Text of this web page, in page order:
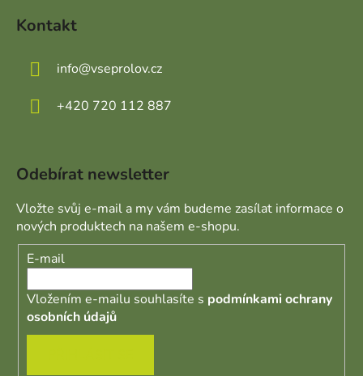
Kontakt
info@vseprolov.cz
+420 720 112 887
Odebírat newsletter
Vložte svůj e-mail a my vám budeme zasílat informace o
nových produktech na našem e-shopu.
E-mail
Vložením e-mailu souhlasíte s podmínkami ochrany
osobních údajů